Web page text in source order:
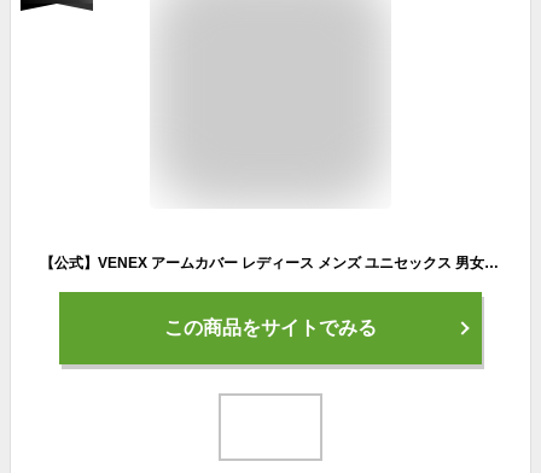
【公式】VENEX アームカバー レディース メンズ ユニセックス 男女兼用 ロング M L プレゼント 回復 男女兼用 休養 快眠 健康グッズ 快適 アウトドア 疲労 ベネクス ベネックス
この商品をサイトでみる